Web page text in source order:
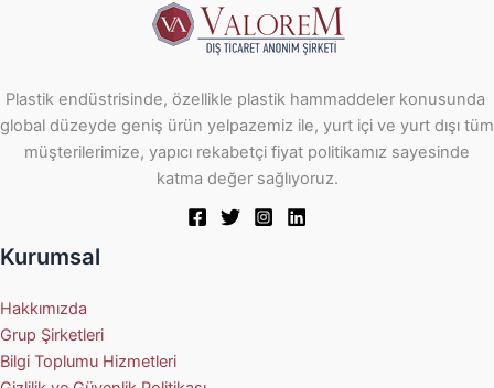
Plastik endüstrisinde, özellikle plastik hammaddeler konusunda
global düzeyde geniş ürün yelpazemiz ile, yurt içi ve yurt dışı tüm
müşterilerimize, yapıcı rekabetçi fiyat politikamız sayesinde
katma değer sağlıyoruz.
Kurumsal
Hakkımızda
Grup Şirketleri
Bilgi Toplumu Hizmetleri